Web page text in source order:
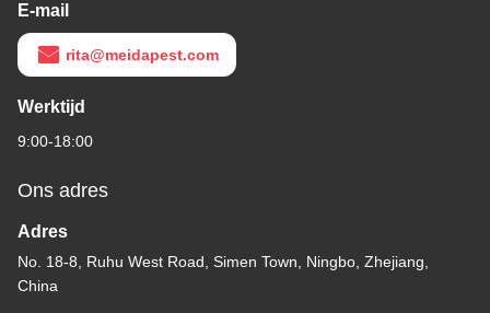
E-mail
rita@meidapest.com
Werktijd
9:00-18:00
Ons adres
Adres
No. 18-8, Ruhu West Road, Simen Town, Ningbo, Zhejiang,
China